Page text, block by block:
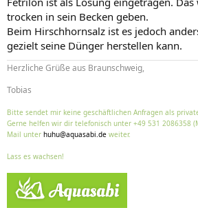
trocken in sein Becken geben.
Beim Hirschhornsalz ist es jedoch
gezielt seine Dünger herstellen kann.
Herzliche Grüße aus Braunschweig,
Tobias
Bitte sendet mir keine geschäftlichen Anfragen als
Gerne helfen wir dir telefonisch unter +49 531 2086358
Mail unter huhu@aquasabi.de weiter.
Lass es wachsen!